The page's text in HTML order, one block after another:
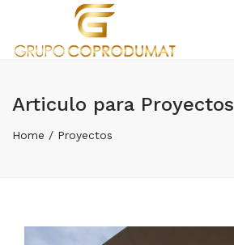
Articulo para Proyectos
Home Proyectos